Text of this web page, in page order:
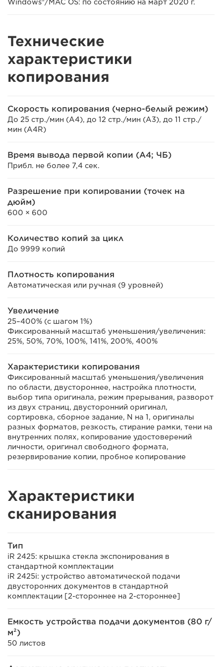
Windows®/MAC OS: по состоянию на март 2020 г.
Технические
характеристики
копирования
Скорость копирования (черно-белый режим)
До 25 стр./мин (A4), до 12 стр./мин (A3), до 11 стр./
мин (A4R)
Время вывода первой копии (A4; ЧБ)
Прибл. не более 7,4 сек.
Разрешение при копировании (точек на
дюйм)
600 × 600
Количество копий за цикл
До 9999 копий
Плотность копирования
Автоматическая или ручная (9 уровней)
Увеличение
25–400% (с шагом 1%)
Фиксированный масштаб уменьшения/увеличения:
25%, 50%, 70%, 100%, 141%, 200%, 400%
Характеристики копирования
Фиксированный масштаб уменьшения/увеличения
по области, двустороннее, настройка плотности,
выбор типа оригинала, режим прерывания, разворот
из двух страниц, двусторонний оригинал,
сортировка, сборное задание, N на 1, оригиналы
разных форматов, резкость, стирание рамки, тени на
внутренних полях, копирование удостоверений
личности, оригинал свободного формата,
резервирование копии, пробное копирование
Характеристики
сканирования
Тип
iR 2425: крышка стекла экспонирования в
стандартной комплектации
iR 2425i: устройство автоматической подачи
двусторонних документов в стандартной
комплектации [2-стороннее на 2-стороннее]
Емкость устройства подачи документов (80 г/
м²)
50 листов